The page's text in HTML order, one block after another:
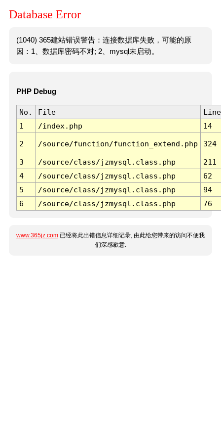
Database Error
(1040) 365建站错误警告：连接数据库失败，可能的原
因：1、数据库密码不对; 2、mysql未启动。
PHP Debug
No. File
Line
1
/index.php 14
2 /source/function/function_extend.php 324
3 /source/class/jzmysql.class.php
211
4
/source/class/jzmysql.class.php
62
5
/source/class/jzmysql.class.php
94
6
/source/class/jzmysql.class.php 76
www.365jz.com 已经将此出错信息详细记录, 由此给您带来的访问不便我
们深感歉意.